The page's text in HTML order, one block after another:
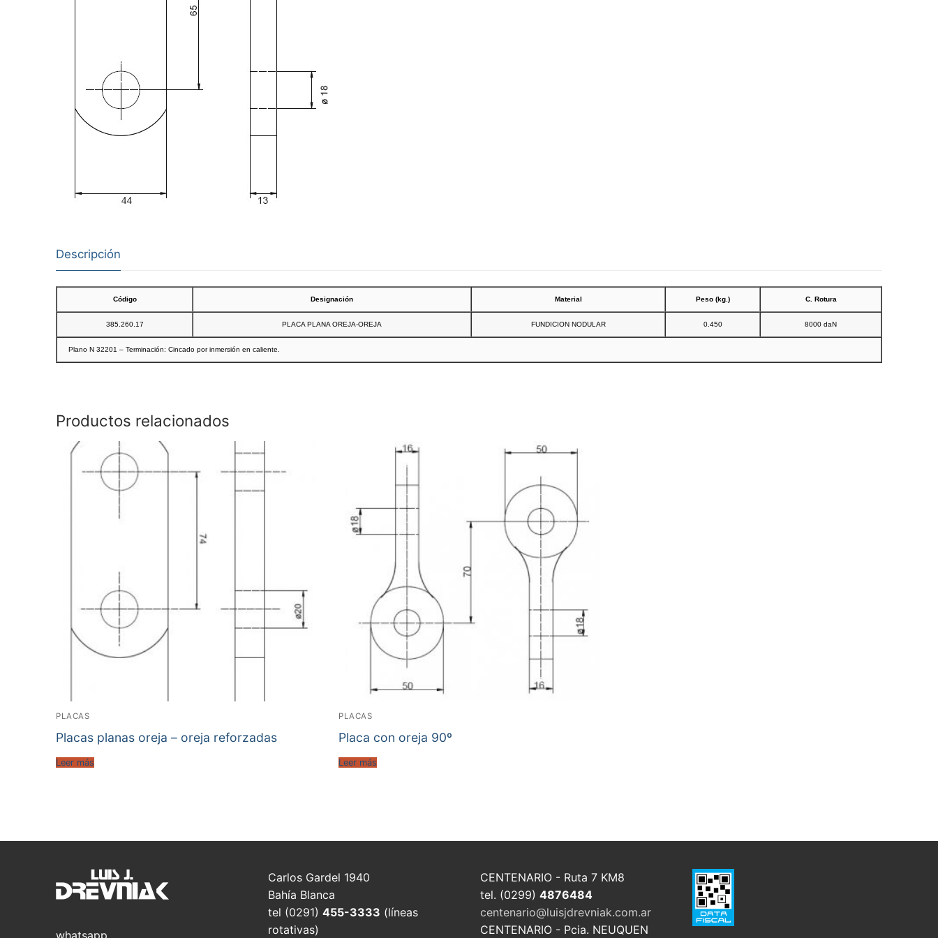
Descripción
Código Designación Material Peso (kg.) C. Rotura
385.260.17 PLACA PLANA OREJA-OREJA FUNDICION NODULAR 0.450 8000 daN
Plano N 32201 – Terminación: Cincado por inmersión en caliente.
Productos relacionados
PLACAS
Placas planas oreja – oreja reforzadas
Leer más
PLACAS
Placa con oreja 90º
Leer más
whatsapp
Carlos Gardel 1940
Bahía Blanca
tel (0291) 455-3333 (líneas
rotativas)
CENTENARIO - Ruta 7 KM8
tel. (0299) 4876484
centenario@luisjdrevniak.com.ar
CENTENARIO - Pcia. NEUQUEN